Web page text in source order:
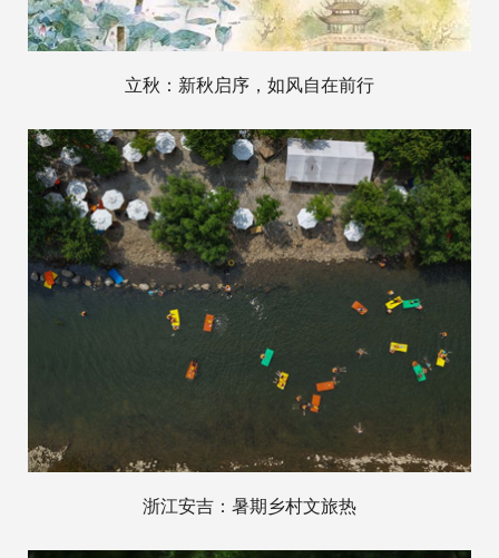
立秋：新秋启序，如风自在前行
浙江安吉：暑期乡村文旅热